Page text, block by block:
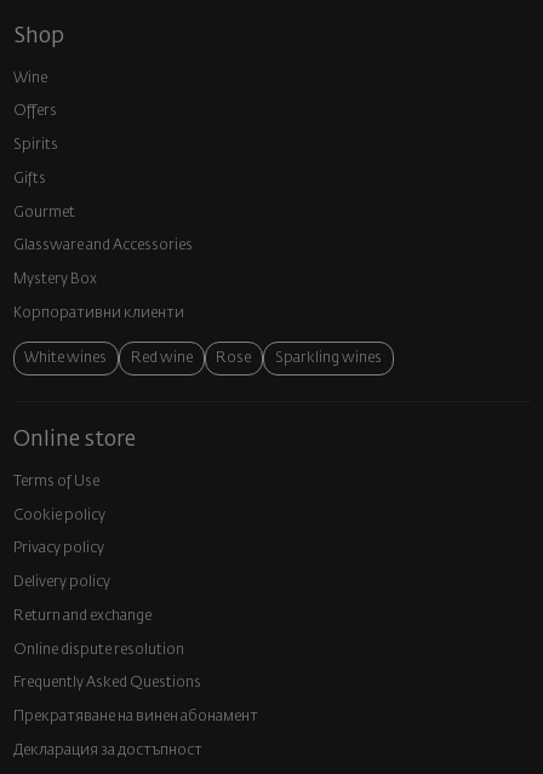
Shop
Wine
Offers
Spirits
Gifts
Gourmet
Glassware and Аccessories
Mystery Box
Корпоративни клиенти
White wines Red wine Rose Sparkling wines
Online store
Terms of Use
Cookie policy
Privacy policy
Delivery policy
Return and exchange
Online dispute resolution
Frequently Asked Questions
Прекратяване на винен абонамент
Декларация за достъпност